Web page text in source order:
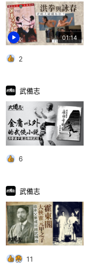
01:14
2
武備志
6
武備志
11